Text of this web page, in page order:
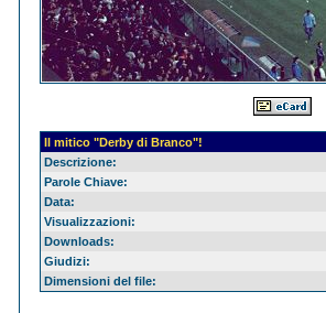
Il mitico "Derby di Branco"!
Descrizione:
Parole Chiave:
Data:
Visualizzazioni:
Downloads:
Giudizi:
Dimensioni del file: